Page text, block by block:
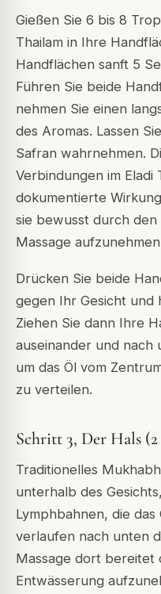
Gießen Sie 6 bis 8
Thailam in Ihre
Handflächen sanft 5
Führen Sie beide
nehmen Sie einen
des Aromas. Lassen
Safran wahrnehmen.
Verbindungen im Eladi
dokumentierte
sie bewusst durch
Massage
Drücken Sie beide
gegen Ihr Gesicht und
Ziehen Sie dann Ihre
auseinander und nach
um das Öl vom
zu verteilen.
Schritt 3, Der Hals
Traditionelles
unterhalb des
Lymphbahnen, die
verlaufen nach unten
Massage dort bereitet
Entwässerung